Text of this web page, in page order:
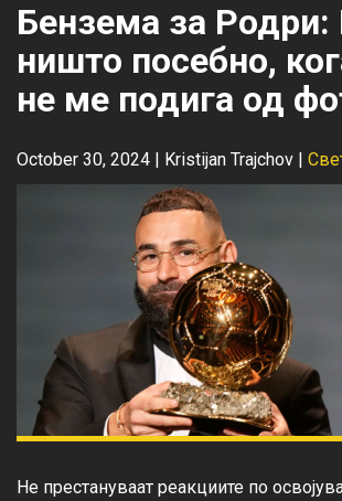
Бензема за Родри:
ништо посебно,
не ме подига од
October 30, 2024 | Kristijan Trajchov |
Не престануваат реакциите по